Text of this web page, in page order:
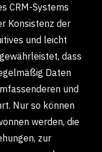
CRM-Systems
Konsistenz der
und leicht
dass
Daten
und
Nur so können
werden, die
zur